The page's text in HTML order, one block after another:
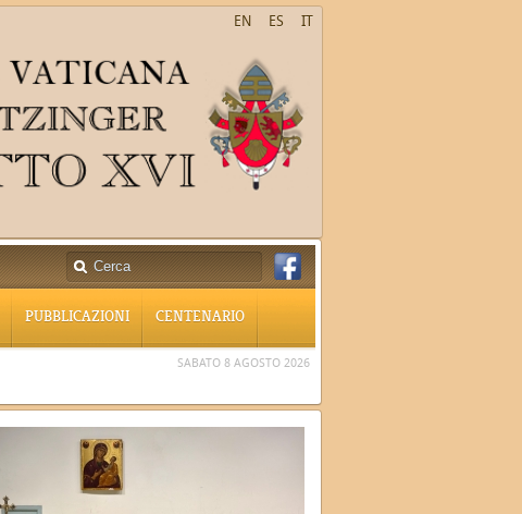
IT
ES
EN
PUBBLICAZIONI CENTENARIO
SABATO 8 AGOSTO 2026